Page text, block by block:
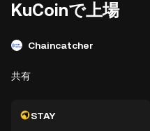
KuCoinで上場
Chaincatcher
共有
STAY